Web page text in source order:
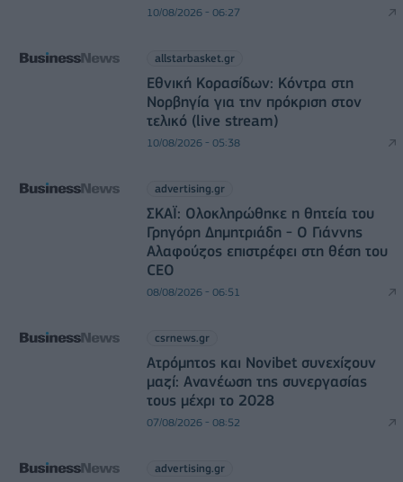
10/08/2026 - 06:27
allstarbasket.gr
Εθνική Κορασίδων: Κόντρα στη
Νορβηγία για την πρόκριση στον
τελικό (live stream)
10/08/2026 - 05:38
advertising.gr
ΣΚΑΪ: Ολοκληρώθηκε η θητεία του
Γρηγόρη Δημητριάδη - Ο Γιάννης
Αλαφούζος επιστρέφει στη θέση του
CEO
08/08/2026 - 06:51
csrnews.gr
Ατρόμητος και Novibet συνεχίζουν
μαζί: Ανανέωση της συνεργασίας
τους μέχρι το 2028
07/08/2026 - 08:52
advertising.gr